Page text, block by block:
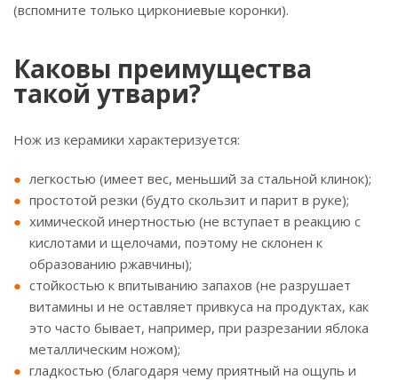
(вспомните только циркониевые коронки).
Каковы преимущества
такой утвари?
Нож из керамики характеризуется:
легкостью (имеет вес, меньший за стальной клинок);
простотой резки (будто скользит и парит в руке);
химической инертностью (не вступает в реакцию с
кислотами и щелочами, поэтому не склонен к
образованию ржавчины);
стойкостью к впитыванию запахов (не разрушает
витамины и не оставляет привкуса на продуктах, как
это часто бывает, например, при разрезании яблока
металлическим ножом);
гладкостью (благодаря чему приятный на ощупь и